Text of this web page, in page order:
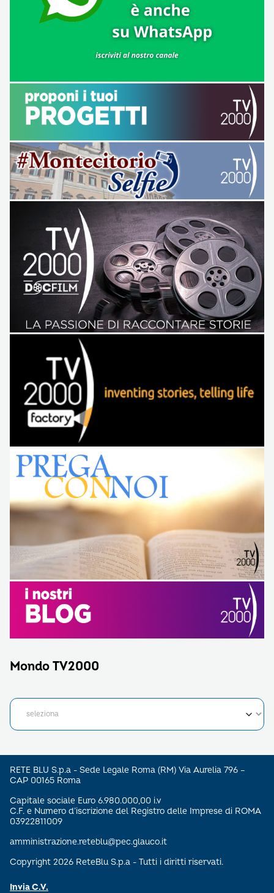
Mondo TV2000
RETE BLU S.p.a - Sede Legale Roma (RM) Via Aurelia 796 –
CAP 00165 Roma
Capitale sociale Euro 6.980.000,00 i.v
C.F. e Numero d’iscrizione del Registro delle Imprese di ROMA
03922811009
amministrazione.reteblu@pec.glauco.it
Copyright 2026 ReteBlu S.p.a - Tutti i diritti riservati.
Invia C.V.